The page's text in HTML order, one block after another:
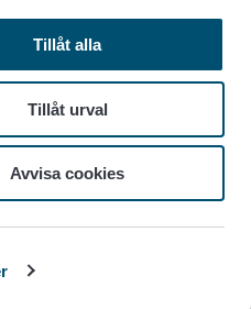
Tillåt alla
Tillåt urval
Avvisa cookies